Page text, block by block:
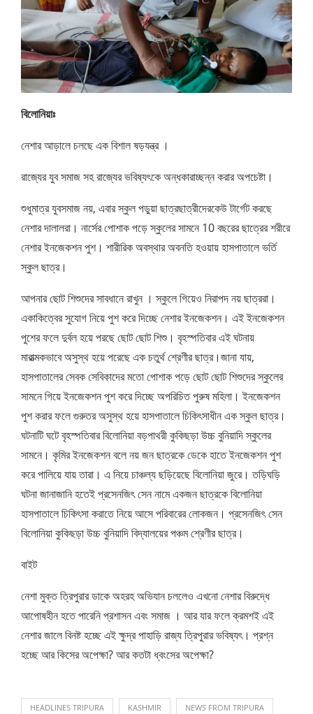
বিলোনিয়াঃ
নেশার আড়ালে চলছে এক বিশাল ষড়যন্ত্র ।
রাজ্যের যুব সমাজ সহ রাজ্যের ভবিষ্যৎকে অন্ধকারাচ্ছন্ন করার অপচেষ্টা।
শুধুমাত্র যুবসমাজ নয়, এবার স্কুল পড়ুয়া ছাত্রছাত্রীদেরকেউ টার্গেট করছে
নেশার দালালরা। নার্সের পোশাক পড়ে স্কুলের সামনে 10 বছরের ছাত্রের শরীরে
নেশার ইনজেকশন পুশ। শারীরিক অবস্থার অবনতি হওয়ায় হাসপাতালে ভর্তি
স্কুল ছাত্র।
আপনার ছোট শিশুদের সাবধানে রাখুন । স্কুলে গিয়েও নিরাপদ নয় ছাত্ররা।
একাকিত্বের সুযোগ নিয়ে পুশ করে দিচ্ছে নেশার ইনজেকশন। এই ইনজেকশন
পুশের ফলে দুর্বল হয়ে পরছে ছোট ছোট শিশু।‌ বৃহস্পতিবার এই ঘটনায়
মারাত্মকভাবে অসুস্থ হয়ে পরেছে এক চতুর্থ শ্রেণীর ছাত্র।জানা যায়,
হাসপাতালের সেবক সেবিকাদের মতো পোশাক পড়ে ছোট ছোট শিশুদের স্কুলের
সামনে গিয়ে ইনজেকশন পুশ করে দিচ্ছে অপরিচিত পুরুষ মহিলা। ইনজেকশন
পুশ করার ফলে গুরুতর অসুস্থ হয়ে হাসপাতালে চিকিৎসাধীন এক স্কুল ছাত্র।
ঘটনাটি ঘটে বৃহস্পতিবার বিলোনিয়া বড়পাথরী কুকিছড়া উচ্চ বুনিয়াদি স্কুলের
সামনে। কৃমির ইনজেকশন বলে নয় জন ছাত্রকে ডেকে হাতে ইনজেকশন পুশ
করে পালিয়ে যায় তারা। এ নিয়ে চাঞ্চল্য ছড়িয়েছে বিলোনিয়া জুরে। তড়িঘড়ি
ঘটনা জানাজানি হতেই প্রসেনজিৎ সেন নামে একজন ছাত্রকে বিলোনিয়া
হাসপাতালে চিকিৎসা করাতে নিয়ে আসে পরিবারের লোকজন। প্রসেনজিৎ সেন
বিলোনিয়া কুকিছড়া উচ্চ বুনিয়াদি বিদ্যালয়ের পঞ্চম শ্রেণীর ছাত্র।
বাইট
নেশা মুক্ত ত্রিপুরার ডাকে অহরহ অভিযান চললেও এখনো নেশার বিরুদ্ধে
আপোষহীন হতে পারেনি প্রশাসন এবং সমাজ । আর যার ফলে ক্রমশই এই
নেশার জালে বিনষ্ট হচ্ছে এই ক্ষুদ্র পাহাড়ি রাজ্য ত্রিপুরার ভবিষ্যৎ। প্রশ্ন
হচ্ছে আর কিসের অপেক্ষা? আর কতটা ধ্বংসের অপেক্ষা?
HEADLINES TRIPURA KASHMIR NEWS FROM TRIPURA